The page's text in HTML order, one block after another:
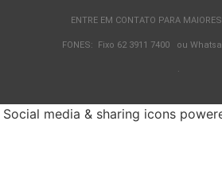
ENTRE EM CONTATO PARA
FONES: Fixo 62 3911 7400 ou
.
Social media & sharing icons